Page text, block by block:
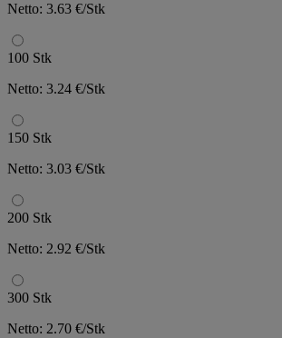
Netto: 3.63 €/Stk
100 Stk
Netto: 3.24 €/Stk
150 Stk
Netto: 3.03 €/Stk
200 Stk
Netto: 2.92 €/Stk
300 Stk
Netto: 2.70 €/Stk